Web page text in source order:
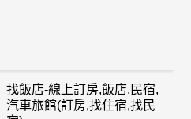
找飯店-線上訂房,飯店,民宿,
汽車旅館(訂房,找住宿,找民